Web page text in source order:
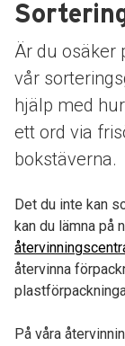
Är du osäker
vår
hjälp med
ett ord via
bokstäverna.
Det du inte kan
kan du lämna på
återvinna
På våra